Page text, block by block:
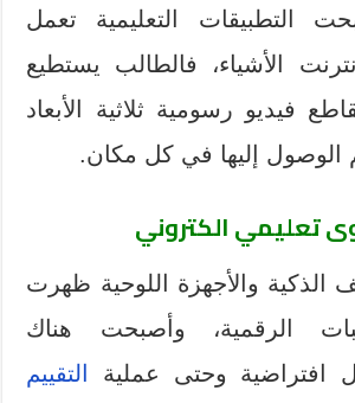
التطبيقات التعليمية تعمل
الأشياء، فالطالب يستطيع
فيديو رسومية ثلاثية الأبعاد
الوصول إليها في كل مكان.
تعليمي الكتروني
الذكية والأجهزة اللوحية ظهرت
الرقمية، وأصبحت هناك
افتراضية وحتى عملية
التقييم